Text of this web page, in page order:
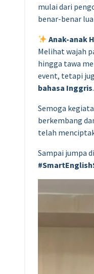
mulai dari
benar-benar
Anak-anak
Melihat wajah
hingga tawa
event, tetapi
bahasa Inggris.
Semoga
berkembang
telah
Sampai jumpa